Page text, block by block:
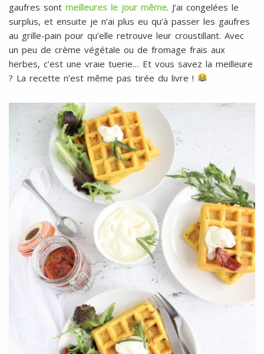
gaufres sont meilleures le jour même. J’ai congelées le
surplus, et ensuite je n’ai plus eu qu’à passer les gaufres
au grille-pain pour qu’elle retrouve leur croustillant. Avec
un peu de crème végétale ou de fromage frais aux
herbes, c’est une vraie tuerie… Et vous savez la meilleure
? La recette n’est même pas tirée du livre !